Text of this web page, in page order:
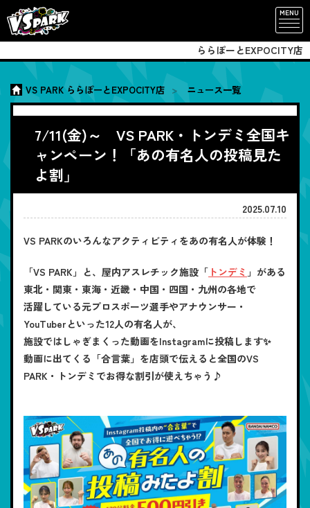
MENU
ららぽーとEXPOCITY店
VS PARK ららぽーとEXPOCITY店 ニュース一覧
7/11(金)～ VS PARK・トンデミ全国キ
ャンペーン！「あの有名人の投稿見た
よ割」
2025.07.10
VS PARKのいろんなアクティビティをあの有名人が体験！
「VS PARK」と、屋内アスレチック施設「 トンデミ 」がある
東北・関東・東海・近畿・中国・四国・九州の各地で
活躍している元プロスポーツ選手やアナウンサー・
YouTuberといった12人の有名人が、
施設ではしゃぎまくった動画をInstagramに投稿します✨
動画に出てくる「合言葉」を店頭で伝えると全国のVS
PARK・トンデミでお得な割引が使えちゃう♪